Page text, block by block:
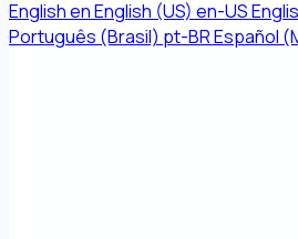
EnglishenEnglish (US) en-US
Português (Brasil) pt-BREspañol